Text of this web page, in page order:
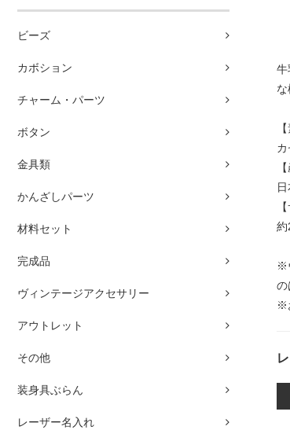
ビーズ
カボション
チャーム・パーツ
ボタン
金具類
かんざしパーツ
材料セット
完成品
ヴィンテージアクセサリー
アウトレット
その他
装身具ぶらん
レーザー名入れ
牛
約
※
の
※